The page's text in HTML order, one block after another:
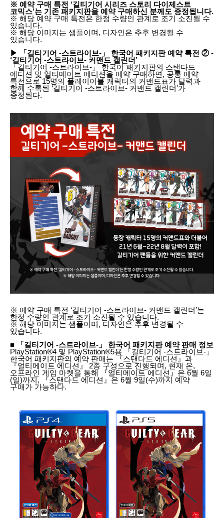
※ 예약 구매 특전 ‘길티기어 시리즈 스토리 다이제스트
코믹스’는 기존 패키지판을 예약 구매하신 분께도 증정됩니다.
※ 해당 예약 구매 특전은 한정 수량인 관계로 조기 소진될 수
있습니다.
※ 해당 이미지는 샘플이며, 디자인은 추후 변경될 수
있습니다.
▶ 「길티기어 -스트라이브-」 한국어 패키지판 예약 특전 ② -
‘길티기어 -스트라이브- 커맨드 캘린더’
「길티기어 -스트라이브-」 한국어 패키지판의 스탠다드
에디션 및 얼티메이트 에디션을 예약 구매하면, 공통 예약
특전으로 15명의 플레이어블 캐릭터의 커맨드표가 달력과
함께 수록된 ‘길티기어 -스트라이브- 커맨드 캘린더’가
증정된다.
※ 예약 구매 특전 ‘길티기어 -스트라이브- 커맨드 캘린더’는
한정 수량인 관계로 조기 소진될 수 있습니다.
※ 해당 이미지는 샘플이며, 디자인은 추후 변경될 수
있습니다.
■ 「길티기어 -스트라이브-」 한국어 패키지판 예약 판매 정보
PlayStation®4 및 PlayStation®5용 「길티기어 -스트라이브-」
한국어 패키지판의 예약 판매는 『스탠다드 에디션』과
『얼티메이트 에디션』 2종 구성으로 진행되며, 현재 온,
오프라인 게임 마켓을 통해 『얼티메이트 에디션』은 6월 6일
(일)까지, 『스탠다드 에디션』은 6월 9일(수)까지 예약
구매가 가능하다.